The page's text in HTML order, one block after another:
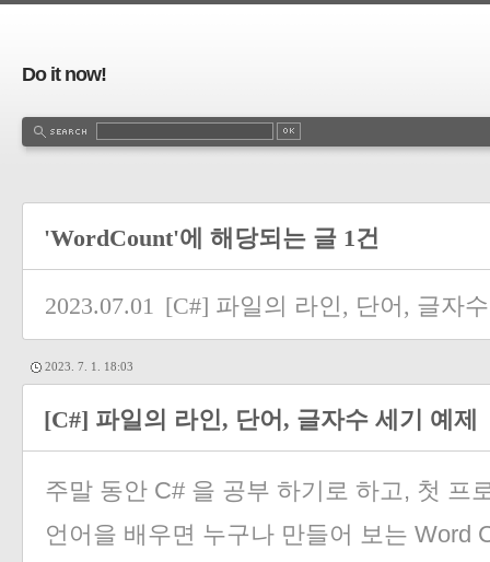
Do it now!
'WordCount'에 해당되는 글 1건
2023.07.01 [C#] 파일의 라인, 단어, 글자
2023. 7. 1. 18:03
[C#] 파일의 라인, 단어, 글자수 세기 예제
주말 동안 C# 을 공부 하기로 하고, 첫 프
언어을 배우면 누구나 만들어 보는 Word